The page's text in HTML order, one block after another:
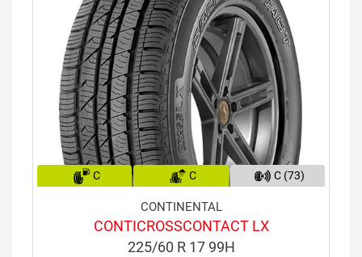
C C C (73)
CONTINENTAL
CONTICROSSCONTACT LX
225/60 R 17 99H